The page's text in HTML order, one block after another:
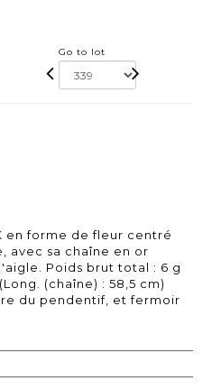
Go to lot
en forme de fleur centré
avec sa chaîne en or
Poids brut total : 6 g
(chaîne) : 58,5 cm)
du pendentif, et fermoir